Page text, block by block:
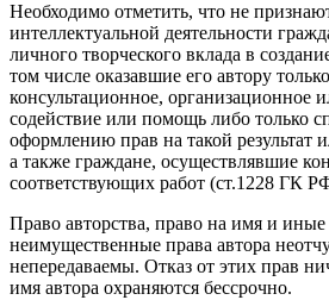
Необходимо отметить, что не
интеллектуальной деятельности
личного творческого вклада в
том числе оказавшие его автору
консультационное, организационное
содействие или помощь либо только
оформлению прав на такой результат
а также граждане, осуществлявшие
соответствующих работ (ст.1228 ГК
Право авторства, право на имя и
неимущественные права автора
непередаваемы. Отказ от этих прав
имя автора охраняются бессрочно.